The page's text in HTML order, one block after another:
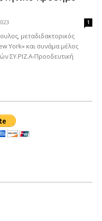
1
μεταδιδακτορικός
York» και συνάμα μέλος
ΣΥ.ΡΙΖ.Α-Προοδευτική